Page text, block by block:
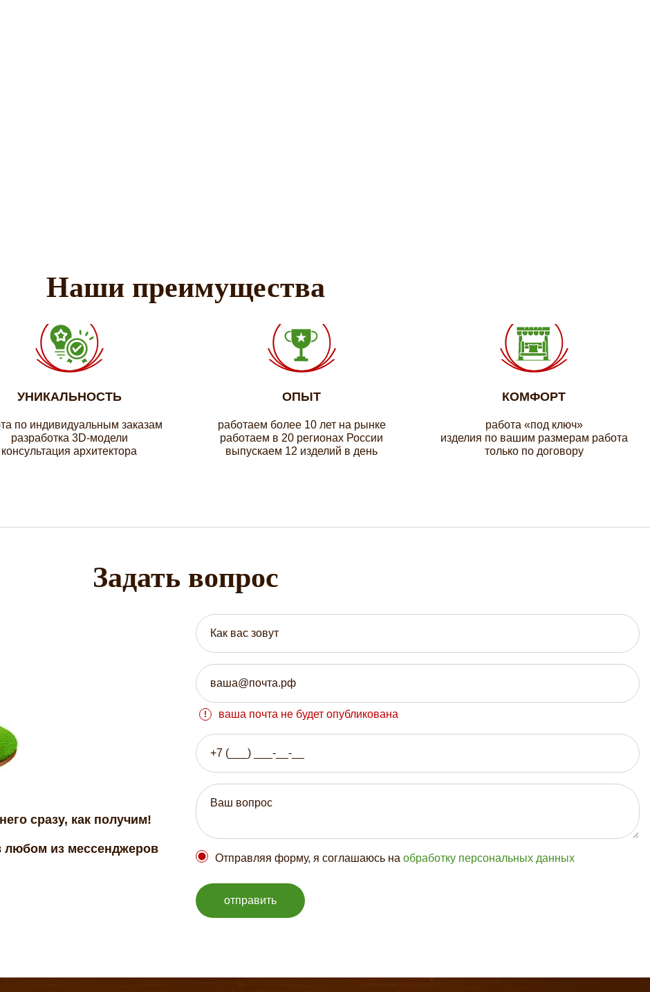
Наши преимущества
УНИКАЛЬНОСТЬ
по индивидуальным заказам
разработка 3D-модели
консультация архитектора
ОПЫТ
работаем более 10 лет на рынке
работаем в 20 регионах России
выпускаем 12 изделий в день
КОМФОРТ
работа «под ключ»
изделия по вашим размерам работа
только по договору
Задать вопрос
сразу, как получим!
любом из мессенджеров
ваша почта не будет опубликована
Отправляя форму, я соглашаюсь на обработку персональных данных
отправить